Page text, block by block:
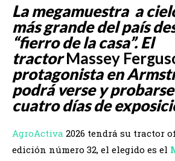
La megamuestra a
más grande del país
“fierro de la casa”. El
tractorMassey
protagonista en
podrá verse y
cuatro días de
AgroActiva 2026 tendrá su tractor
edición número 32, el elegido es el